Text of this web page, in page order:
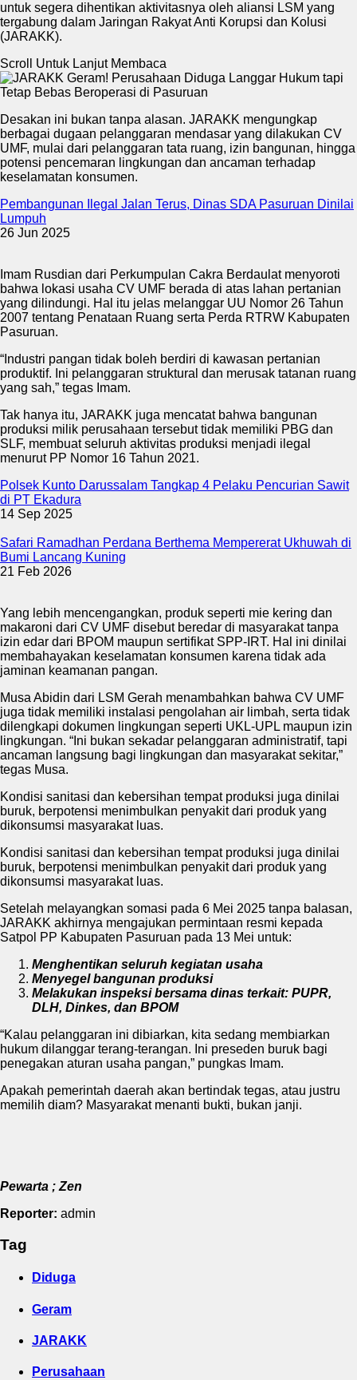
untuk segera dihentikan aktivitasnya oleh aliansi LSM yang
tergabung dalam Jaringan Rakyat Anti Korupsi dan Kolusi
(JARAKK).
Scroll Untuk Lanjut Membaca
Desakan ini bukan tanpa alasan. JARAKK mengungkap
berbagai dugaan pelanggaran mendasar yang dilakukan CV
UMF, mulai dari pelanggaran tata ruang, izin bangunan, hingga
potensi pencemaran lingkungan dan ancaman terhadap
keselamatan konsumen.
Pembangunan Ilegal Jalan Terus, Dinas SDA Pasuruan Dinilai
Lumpuh
26 Jun 2025
Imam Rusdian dari Perkumpulan Cakra Berdaulat menyoroti
bahwa lokasi usaha CV UMF berada di atas lahan pertanian
yang dilindungi. Hal itu jelas melanggar UU Nomor 26 Tahun
2007 tentang Penataan Ruang serta Perda RTRW Kabupaten
Pasuruan.
“Industri pangan tidak boleh berdiri di kawasan pertanian
produktif. Ini pelanggaran struktural dan merusak tatanan ruang
yang sah,” tegas Imam.
Tak hanya itu, JARAKK juga mencatat bahwa bangunan
produksi milik perusahaan tersebut tidak memiliki PBG dan
SLF, membuat seluruh aktivitas produksi menjadi ilegal
menurut PP Nomor 16 Tahun 2021.
Polsek Kunto Darussalam Tangkap 4 Pelaku Pencurian Sawit
di PT Ekadura
14 Sep 2025
Safari Ramadhan Perdana Berthema Mempererat Ukhuwah di
Bumi Lancang Kuning
21 Feb 2026
Yang lebih mencengangkan, produk seperti mie kering dan
makaroni dari CV UMF disebut beredar di masyarakat tanpa
izin edar dari BPOM maupun sertifikat SPP-IRT. Hal ini dinilai
membahayakan keselamatan konsumen karena tidak ada
jaminan keamanan pangan.
Musa Abidin dari LSM Gerah menambahkan bahwa CV UMF
juga tidak memiliki instalasi pengolahan air limbah, serta tidak
dilengkapi dokumen lingkungan seperti UKL-UPL maupun izin
lingkungan. “Ini bukan sekadar pelanggaran administratif, tapi
ancaman langsung bagi lingkungan dan masyarakat sekitar,”
tegas Musa.
Kondisi sanitasi dan kebersihan tempat produksi juga dinilai
buruk, berpotensi menimbulkan penyakit dari produk yang
dikonsumsi masyarakat luas.
Kondisi sanitasi dan kebersihan tempat produksi juga dinilai
buruk, berpotensi menimbulkan penyakit dari produk yang
dikonsumsi masyarakat luas.
Setelah melayangkan somasi pada 6 Mei 2025 tanpa balasan,
JARAKK akhirnya mengajukan permintaan resmi kepada
Satpol PP Kabupaten Pasuruan pada 13 Mei untuk:
Menghentikan seluruh kegiatan usaha
Menyegel bangunan produksi
Melakukan inspeksi bersama dinas terkait: PUPR,
DLH, Dinkes, dan BPOM
“Kalau pelanggaran ini dibiarkan, kita sedang membiarkan
hukum dilanggar terang-terangan. Ini preseden buruk bagi
penegakan aturan usaha pangan,” pungkas Imam.
Apakah pemerintah daerah akan bertindak tegas, atau justru
memilih diam? Masyarakat menanti bukti, bukan janji.
Pewarta ; Zen
Reporter: admin
Tag
Diduga
Geram
JARAKK
Perusahaan